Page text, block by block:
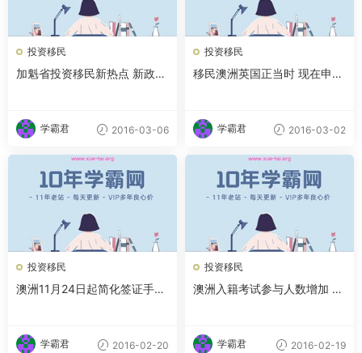
投资移民
加魁省投资移民新热点 新政策
学霸君 2016-03-06
投资移民
移民澳洲英国正当时 现在申请
学霸君 2016-03-02
投资移民
澳洲11月24日起简化签证手续
学霸君 2016-02-20
投资移民
澳洲入籍考试参与人数增加 一
学霸君 2016-02-19